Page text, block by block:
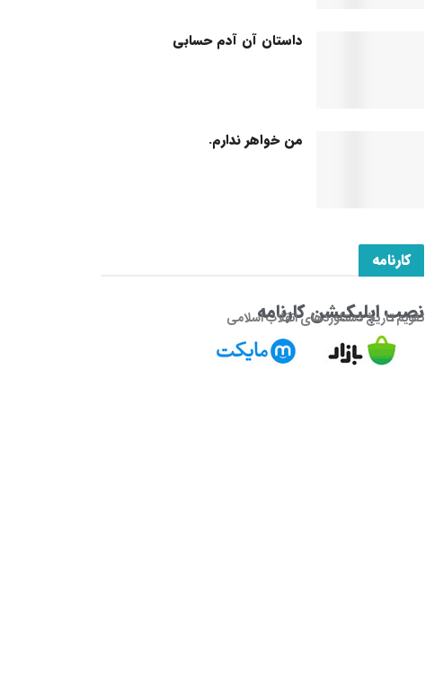
داستان آن آدم حسابی
من خواهر ندارم.
کارنامه
نصب اپلیکیشن کارنامه
تقویم تاریخ دستاوردهای انقلاب اسلامی